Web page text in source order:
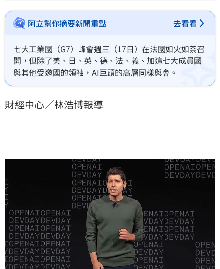
阿立幫你摘要新聞重點 去看看
七大工業國（G7）峰會週三（17日）在法國如火如荼召
開，但除了美、日、英、德、法、義、加這七大成員國
與其他受邀國的領袖，AI巨頭的高層同樣與會。
財經中心／林浩博報導